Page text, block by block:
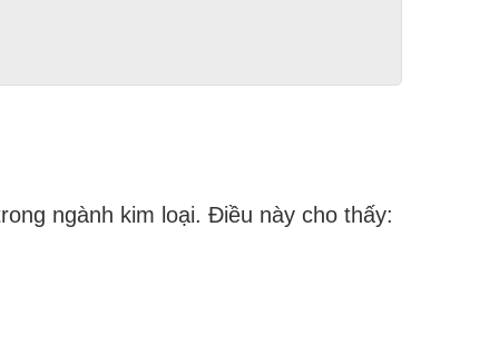
ngành kim loại. Điều này cho thấy: